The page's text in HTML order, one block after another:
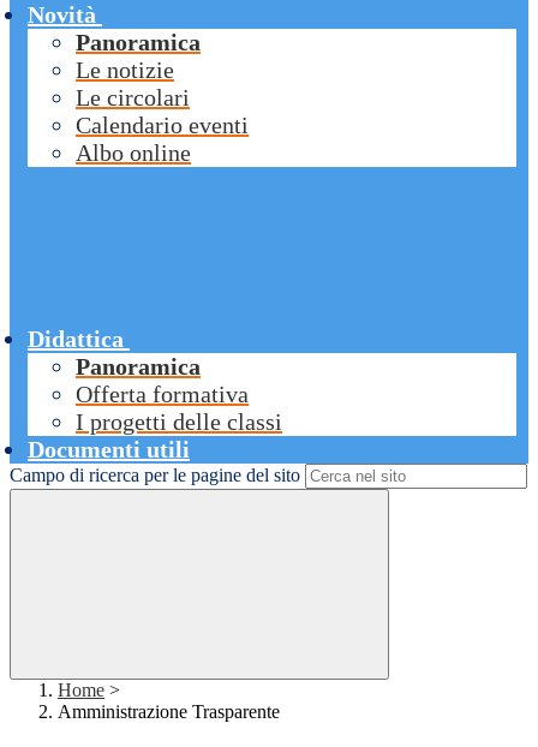
Novità
Panoramica
Le notizie
Le circolari
Calendario eventi
Albo online
Didattica
Panoramica
Offerta formativa
I progetti delle classi
Documenti utili
Campo di ricerca per le pagine del sito
Home >
Amministrazione Trasparente